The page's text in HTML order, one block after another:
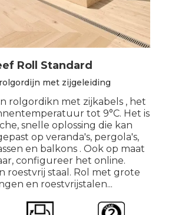
Roll Standard
met zijgeleiding
rolgordikn met zijkabels , het
tot 9°C. Het is
snelle oplossing die kan
op veranda's, pergola's,
en balkons . Ook op maat
configureer het online.
roestvrij staal. Rol met grote
en roestvrijstalen...